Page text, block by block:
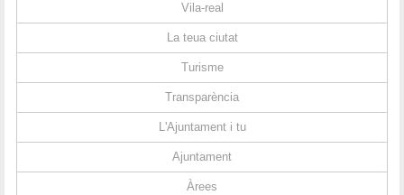
Vila-real
La teua ciutat
Turisme
Transparència
L'Ajuntament i tu
Ajuntament
Àrees